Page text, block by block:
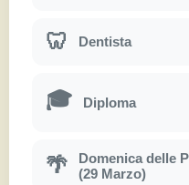
🦷 Dentista
🎓 Diploma
🌴
Domenica delle
(29 Marzo)